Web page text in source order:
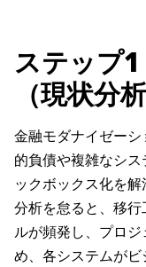
ステップ
（現状分析
金融モダナイゼー
的負債や複雑なシ
ックボックス化を
分析を怠ると、移
ルが頻発し、プロ
め、各システムが